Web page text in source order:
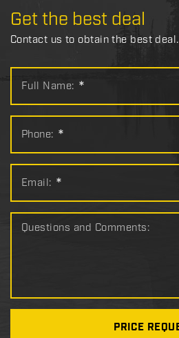
Get the best deal
Contact us to obtain the best deal.
Full Name: *
Phone: *
Email: *
Questions and Comments:
PRICE